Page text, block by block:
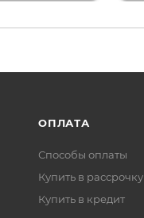
ОПЛАТА
Способы оплаты
Купить в рассрочку
Купить в кредит